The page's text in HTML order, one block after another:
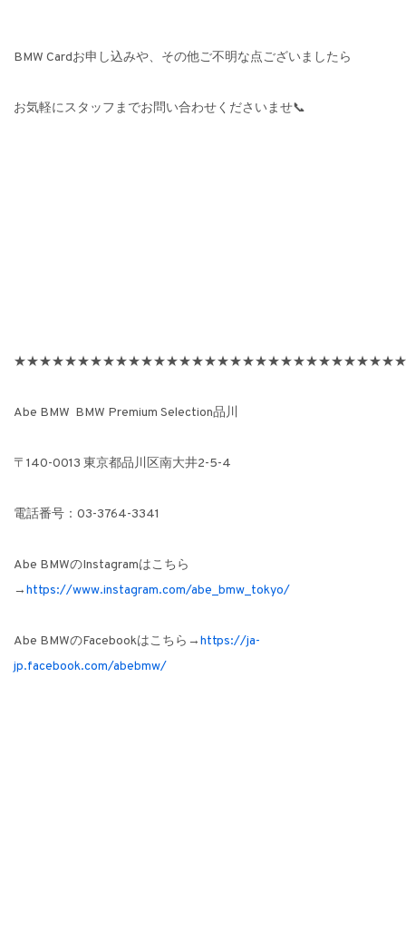
BMW Cardお申し込みや、その他ご不明な点ございましたら
お気軽にスタッフまでお問い合わせくださいませ📞
Abe BMW BMW Premium Selection品川
〒140-0013 東京都品川区南大井2-5-4
電話番号：03-3764-3341
Abe BMWのInstagramはこちら
→https://www.instagram.com/abe_bmw_tokyo/
Abe BMWのFacebookはこちら→https://ja-
jp.facebook.com/abebmw/